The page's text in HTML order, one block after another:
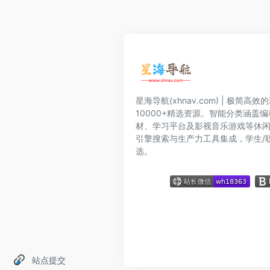
站点提交
星海导航(xhnav.com) | 极简高效
10000+精选资源。智能分类涵盖
材、学习平台及影视音乐游戏等休
引擎搜索与生产力工具集成，学生/
选。